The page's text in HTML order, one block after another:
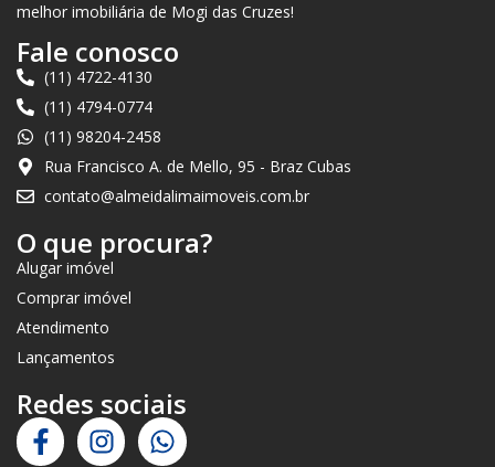
melhor imobiliária de Mogi das Cruzes!
Fale conosco
(11) 4722-4130
(11) 4794-0774
(11) 98204-2458
Rua Francisco A. de Mello, 95 - Braz Cubas
contato@almeidalimaimoveis.com.br
O que procura?
Alugar imóvel
Comprar imóvel
Atendimento
Lançamentos
Redes sociais